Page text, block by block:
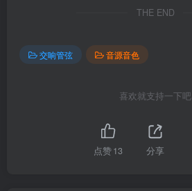
THE END
交响管弦 音源音色
喜欢就支持一下吧
点赞13 分享